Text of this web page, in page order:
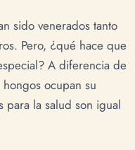
sido venerados tanto
Pero, ¿qué hace que
A diferencia de
ocupan su
para la salud son igual